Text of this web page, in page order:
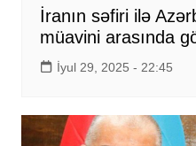
İranın səfiri ilə
müavini arasında
İyul 29, 2025 - 22:45